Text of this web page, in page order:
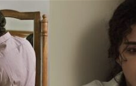
പരമേശ്വരൻ; മിസ്റ്ററി ത്രില്ലർ
ട്രെയിലർ വൈറലാകുന്നു..